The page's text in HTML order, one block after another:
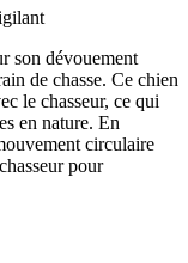
son dévouement
de chasse. Ce chien
le chasseur, ce qui
en nature. En
circulaire
pour